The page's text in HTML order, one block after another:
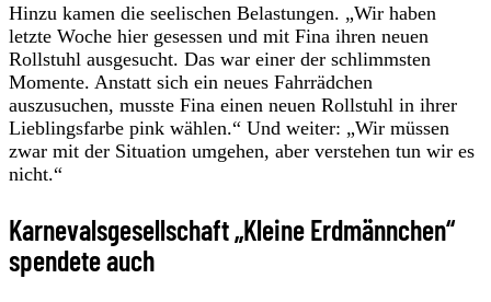
Hinzu kamen die seelischen Belastungen. „Wir haben
letzte Woche hier gesessen und mit Fina ihren neuen
Rollstuhl ausgesucht. Das war einer der schlimmsten
Momente. Anstatt sich ein neues Fahrrädchen
auszusuchen, musste Fina einen neuen Rollstuhl in ihrer
Lieblingsfarbe pink wählen.“ Und weiter: „Wir müssen
zwar mit der Situation umgehen, aber verstehen tun wir es
nicht.“
Karnevalsgesellschaft „Kleine Erdmännchen“
spendete auch